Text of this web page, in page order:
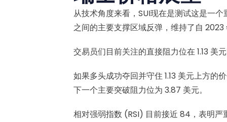
从技术角度来看，SUI现在是测试这是一
之间的主要支撑区域反弹，维持了自
交易员们目前关注的直接阻力位在 1.13 美
如果多头成功夺回并守住 1.13 美元上方的
下一个主要突破阻力位为 3.87 美元。
相对强弱指数 (RSI) 目前接近 84，表明